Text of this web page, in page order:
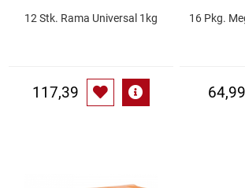
12 Stk. Rama Universal 1kg
117,39
16 Pkg.
64,99